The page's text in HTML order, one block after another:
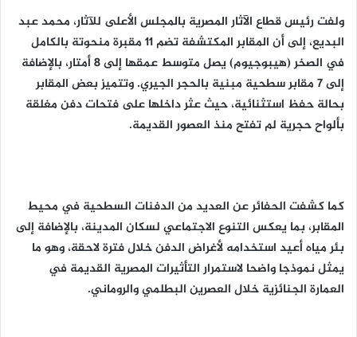
ولفت رئيس قطاع الآثار المصرية بالمجلس الأعلى للآثار، محمد عبد
البديع، إلى أن المقابر المكتشفة تضم 11 مقبرة منحوتة بالكامل
في الصخر (هيبوجيوم) يصل متوسط عمقها إلى 8 أمتار، بالإضافة
إلى 7 مقابر سطحية مبنية بالحجر الجيري. وتتميز بعض المقابر
بحالة حفظ استثنائية، حيث عثر داخلها على فتحات دفن مغلقة
بألواح حجرية لم تفتح منذ العصور القديمة.
كما كشفت الحفائر عن العديد من الدفنات السطحية في محيط
المقابر، بما يعكس التنوع الاجتماعي لسكان المدينة، بالإضافة إلى
بئر مياه أعيد استخدامه لأغراض الدفن خلال فترة لاحقة، وهو ما
يمثل نموذجا واضحا لاستمرار التأثيرات المصرية القديمة في
العمارة الجنائزية خلال العصرين البطلمي والروماني.